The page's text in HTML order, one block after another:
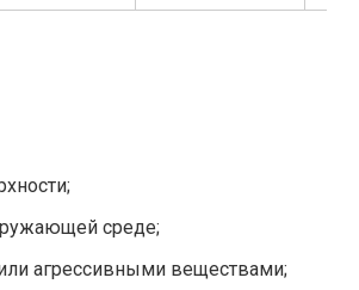
среде;
агрессивными веществами;